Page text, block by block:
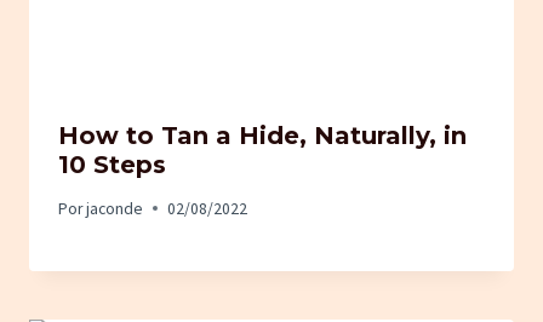
How to Tan a Hide, Naturally, in
10 Steps
Porjaconde 02/08/2022